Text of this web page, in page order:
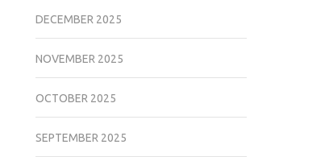
DECEMBER 2025
NOVEMBER 2025
OCTOBER 2025
SEPTEMBER 2025